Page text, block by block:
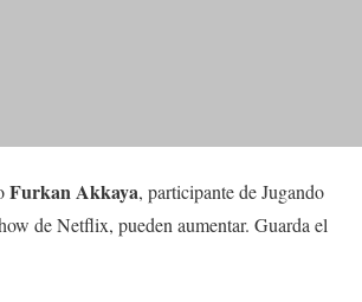
Furkan Akkaya, participante de Jugando
de Netflix, pueden aumentar. Guarda el